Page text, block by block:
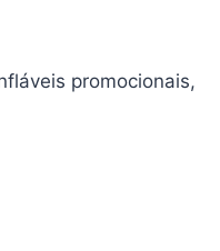
promocionais,